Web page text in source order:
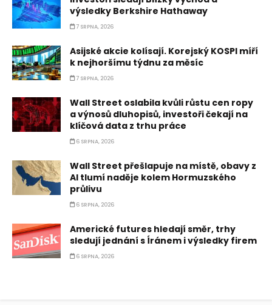
výsledky Berkshire Hathaway
7 SRPNA, 2026
Asijské akcie kolísají. Korejský KOSPI míří
k nejhoršímu týdnu za měsíc
7 SRPNA, 2026
Wall Street oslabila kvůli růstu cen ropy
a výnosů dluhopisů, investoři čekají na
klíčová data z trhu práce
6 SRPNA, 2026
Wall Street přešlapuje na místě, obavy z
AI tlumí naděje kolem Hormuzského
průlivu
6 SRPNA, 2026
Americké futures hledají směr, trhy
sledují jednání s Íránem i výsledky firem
6 SRPNA, 2026